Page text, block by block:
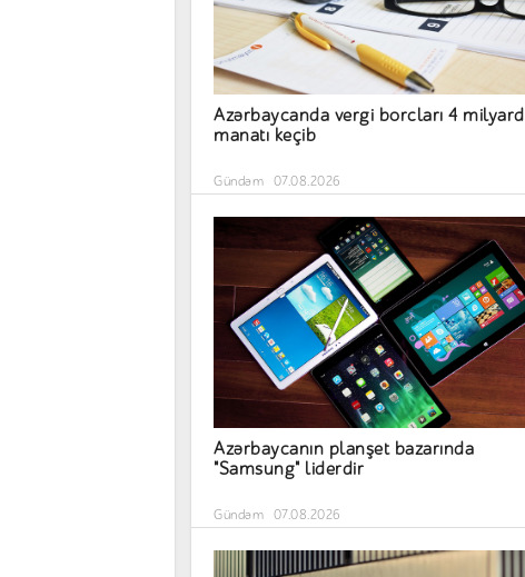
Azərbaycanda vergi borcları 4 milyard
manatı keçib
Gündəm 07.08.2026
Azərbaycanın planşet bazarında
"Samsung" liderdir
Gündəm 07.08.2026